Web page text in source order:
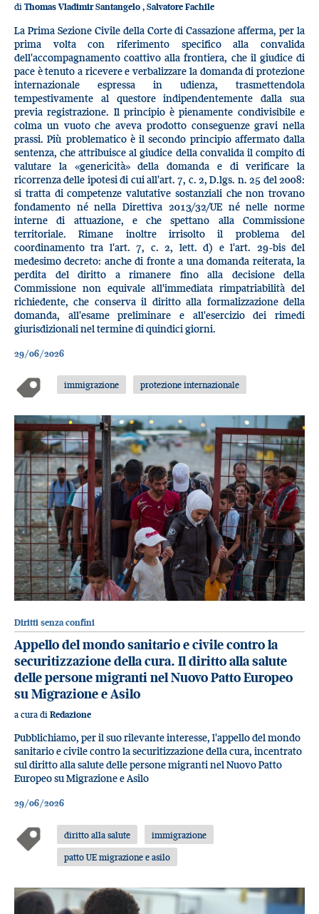
di Thomas Vladimir Santangelo , Salvatore Fachile
La Prima Sezione Civile della Corte di Cassazione afferma, per la
prima volta con riferimento specifico alla convalida
dell'accompagnamento coattivo alla frontiera, che il giudice di
pace è tenuto a ricevere e verbalizzare la domanda di protezione
internazionale espressa in udienza, trasmettendola
tempestivamente al questore indipendentemente dalla sua
previa registrazione. Il principio è pienamente condivisibile e
colma un vuoto che aveva prodotto conseguenze gravi nella
prassi. Più problematico è il secondo principio affermato dalla
sentenza, che attribuisce al giudice della convalida il compito di
valutare la «genericità» della domanda e di verificare la
ricorrenza delle ipotesi di cui all'art. 7, c. 2, D.lgs. n. 25 del 2008:
si tratta di competenze valutative sostanziali che non trovano
fondamento né nella Direttiva 2013/32/UE né nelle norme
interne di attuazione, e che spettano alla Commissione
territoriale. Rimane inoltre irrisolto il problema del
coordinamento tra l'art. 7, c. 2, lett. d) e l'art. 29-bis del
medesimo decreto: anche di fronte a una domanda reiterata, la
perdita del diritto a rimanere fino alla decisione della
Commissione non equivale all'immediata rimpatriabilità del
richiedente, che conserva il diritto alla formalizzazione della
domanda, all'esame preliminare e all'esercizio dei rimedi
giurisdizionali nel termine di quindici giorni.
29/06/2026
immigrazione protezione internazionale
Diritti senza confini
Appello del mondo sanitario e civile contro la
securitizzazione della cura. Il diritto alla salute
delle persone migranti nel Nuovo Patto Europeo
su Migrazione e Asilo
a cura di Redazione
Pubblichiamo, per il suo rilevante interesse, l'appello del mondo
sanitario e civile contro la securitizzazione della cura, incentrato
sul diritto alla salute delle persone migranti nel Nuovo Patto
Europeo su Migrazione e Asilo
29/06/2026
diritto alla salute
immigrazione
patto UE migrazione e asilo